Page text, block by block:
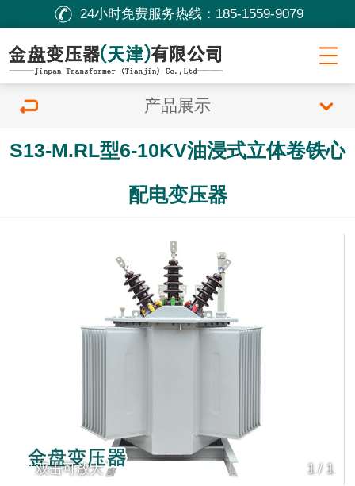
24小时免费服务热线： 185-1559-9079
产品展示
S13-M.RL型6-10KV油浸式立体卷铁心
配电变压器
1/ 1
双击可放大